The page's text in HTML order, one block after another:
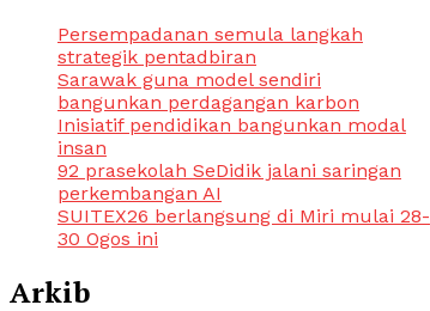
Persempadanan semula langkah
strategik pentadbiran
Sarawak guna model sendiri
bangunkan perdagangan karbon
Inisiatif pendidikan bangunkan modal
insan
92 prasekolah SeDidik jalani saringan
perkembangan AI
SUITEX26 berlangsung di Miri mulai 28-
30 Ogos ini
Arkib